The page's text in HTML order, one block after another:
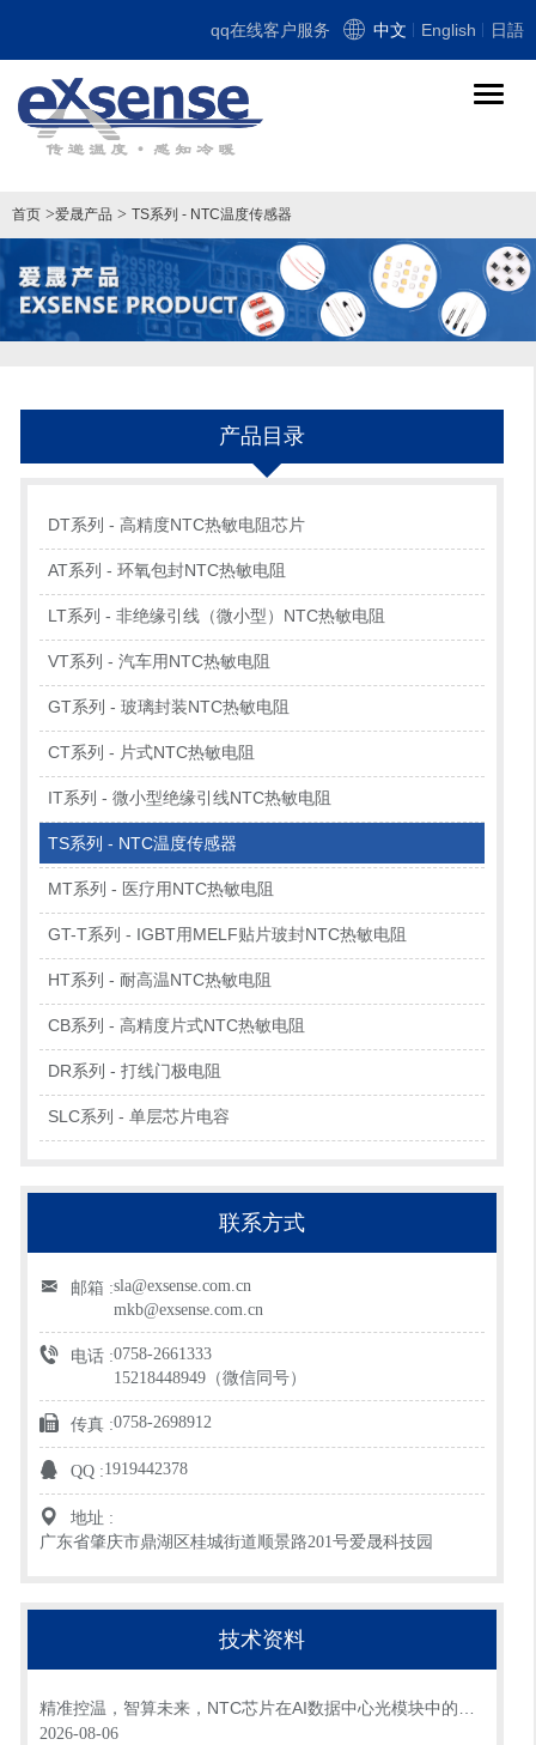
qq在线客户服务 中文 English 日語
导
首页 >爱晟产品 > TS系列 - NTC温度传感器
产品目录
DT系列 - 高精度NTC热敏电阻芯片
AT系列 - 环氧包封NTC热敏电阻
LT系列 - 非绝缘引线（微小型）NTC热敏电阻
VT系列 - 汽车用NTC热敏电阻
GT系列 - 玻璃封装NTC热敏电阻
CT系列 - 片式NTC热敏电阻
IT系列 - 微小型绝缘引线NTC热敏电阻
TS系列 - NTC温度传感器
MT系列 - 医疗用NTC热敏电阻
GT-T系列 - IGBT用MELF贴片玻封NTC热敏电阻
HT系列 - 耐高温NTC热敏电阻
CB系列 - 高精度片式NTC热敏电阻
DR系列 - 打线门极电阻
SLC系列 - 单层芯片电容
联系方式
邮箱 :sla@exsense.com.cn
mkb@exsense.com.cn
电话 :0758-2661333
15218448949（微信同号）
传真 :0758-2698912
QQ :1919442378
地址 :
广东省肇庆市鼎湖区桂城街道顺景路201号爱晟科技园
技术资料
精准控温，智算未来，NTC芯片在AI数据中心光模块中的关
键应用
2026-08-06